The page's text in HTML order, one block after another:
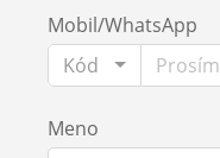
Mobil/WhatsApp
Kód
Meno